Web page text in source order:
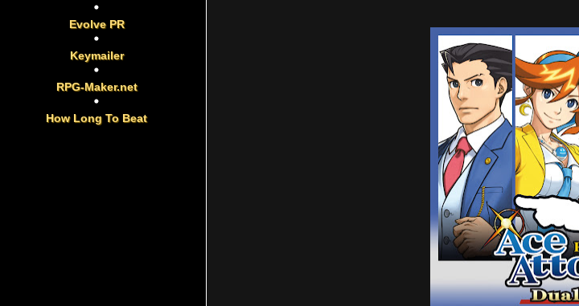
Evolve PR
Keymailer
RPG-Maker.net
How Long To Beat